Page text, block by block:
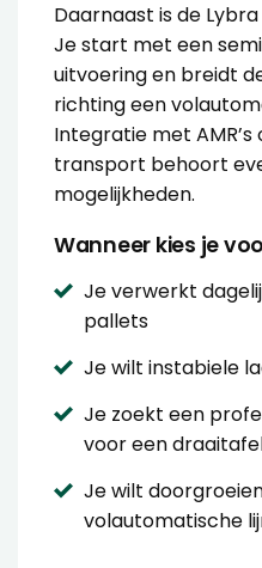
Daarnaast is de
Je start met een
uitvoering en breidt
richting een
Integratie met
transport behoort
mogelijkheden.
Wanneer kies je
Je verwerkt
pallets
Je wilt instabiele
Je zoekt een
voor een
Je wilt
volautomatische